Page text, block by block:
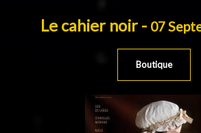
Le cahier noir - 07
Boutique